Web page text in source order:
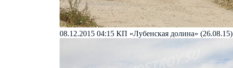
08.12.2015 04:15 КП «Лубенская долина» (26.08.15)